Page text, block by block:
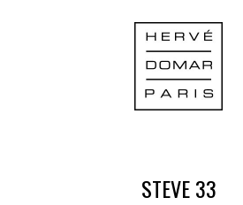
STEVE 33